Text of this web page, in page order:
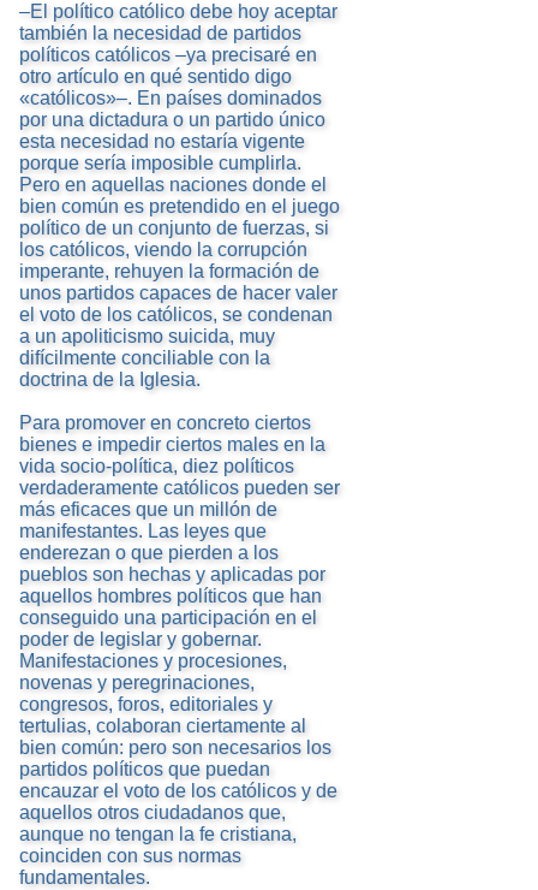
–El político católico debe hoy aceptar
también la necesidad de partidos
políticos católicos –ya precisaré en
otro artículo en qué sentido digo
«católicos»–. En países dominados
por una dictadura o un partido único
esta necesidad no estaría vigente
porque sería imposible cumplirla.
Pero en aquellas naciones donde el
bien común es pretendido en el juego
político de un conjunto de fuerzas, si
los católicos, viendo la corrupción
imperante, rehuyen la formación de
unos partidos capaces de hacer valer
el voto de los católicos, se condenan
a un apoliticismo suicida, muy
difícilmente conciliable con la
doctrina de la Iglesia.
Para promover en concreto ciertos
bienes e impedir ciertos males en la
vida socio-política, diez políticos
verdaderamente católicos pueden ser
más eficaces que un millón de
manifestantes. Las leyes que
enderezan o que pierden a los
pueblos son hechas y aplicadas por
aquellos hombres políticos que han
conseguido una participación en el
poder de legislar y gobernar.
Manifestaciones y procesiones,
novenas y peregrinaciones,
congresos, foros, editoriales y
tertulias, colaboran ciertamente al
bien común: pero son necesarios los
partidos políticos que puedan
encauzar el voto de los católicos y de
aquellos otros ciudadanos que,
aunque no tengan la fe cristiana,
coinciden con sus normas
fundamentales.